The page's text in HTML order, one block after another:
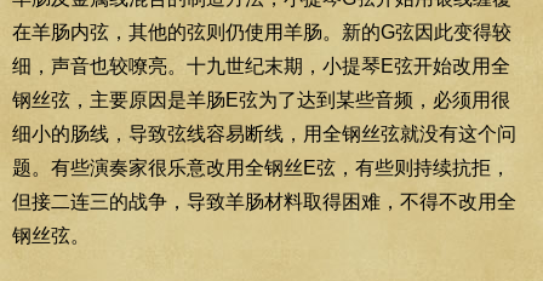
在羊肠内弦，其他的弦则仍使用羊肠。新的G弦因此变得较
细，声音也较嘹亮。十九世纪末期，小提琴E弦开始改用全
钢丝弦，主要原因是羊肠E弦为了达到某些音频，必须用很
细小的肠线，导致弦线容易断线，用全钢丝弦就没有这个问
题。有些演奏家很乐意改用全钢丝E弦，有些则持续抗拒，
但接二连三的战争，导致羊肠材料取得困难，不得不改用全
钢丝弦。